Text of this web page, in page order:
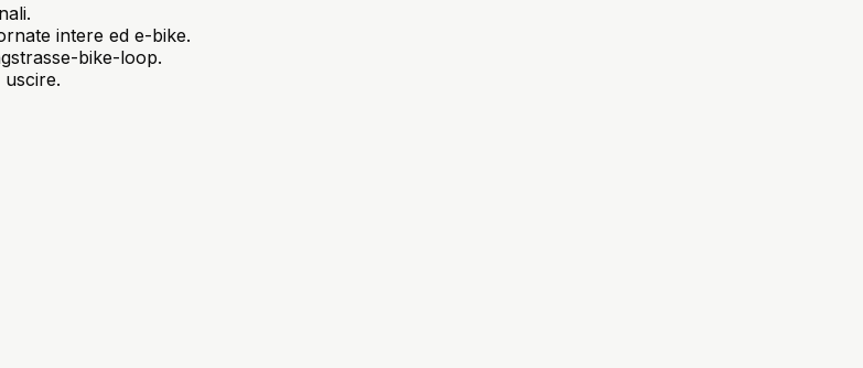
intere ed e-bike.
bike-loop.
uscire.